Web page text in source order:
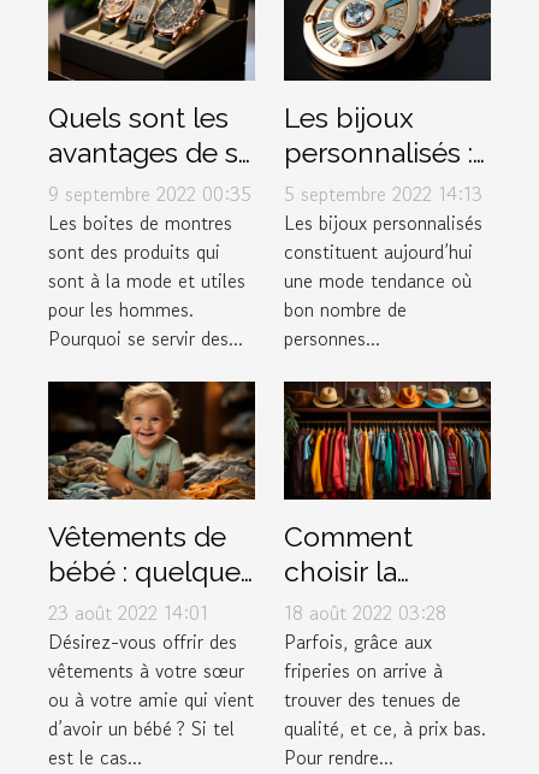
Quels sont les
avantages de se
procurer les
différentes
boites de
montres à la
mode ?
9 septembre 2022 00:35
Les boites de montres
sont des produits qui
sont à la mode et utiles
pour les hommes.
Pourquoi se servir des...
Les bijoux
personnalisés :
une mode en
expansion
5 septembre 2022 14:13
Les bijoux personnalisés
constituent aujourd’hui
une mode tendance où
bon nombre de
personnes...
Vêtements de
bébé : quelques
conseils pour
faire de bon
choix
23 août 2022 14:01
Désirez-vous offrir des
vêtements à votre sœur
ou à votre amie qui vient
d’avoir un bébé ? Si tel
est le cas...
Comment
choisir la
meilleure
friperie en ligne
?
18 août 2022 03:28
Parfois, grâce aux
friperies on arrive à
trouver des tenues de
qualité, et ce, à prix bas.
Pour rendre...